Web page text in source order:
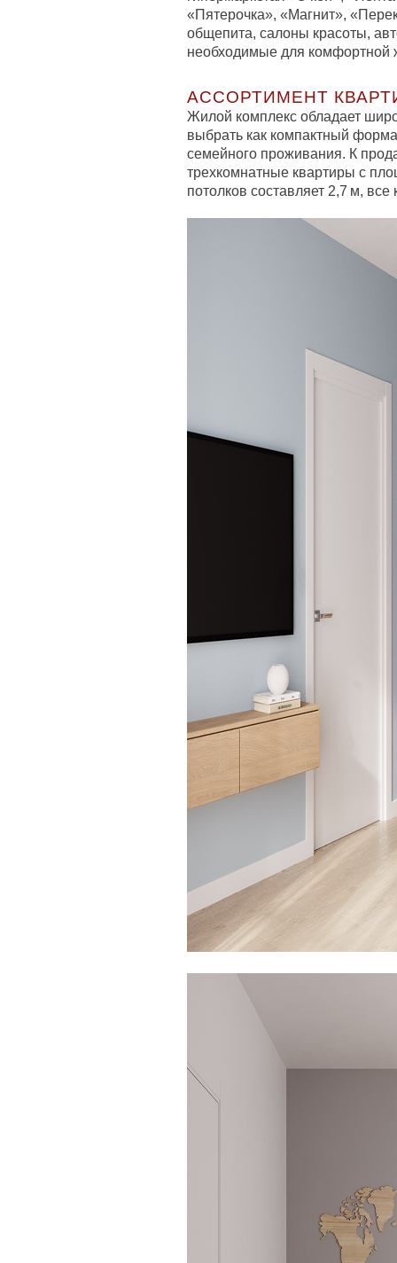
«Пятерочка», «Магнит»,
общепита, салоны красоты,
необходимые для комфортной
АССОРТИМЕНТ
Жилой комплекс обладает
выбрать как компактный
семейного проживания. К
трехкомнатные квартиры с
потолков составляет 2,7 м,